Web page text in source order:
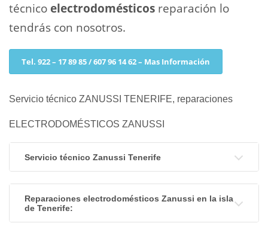
técnico electrodomésticos reparación lo
tendrás con nosotros.
Tel. 922 – 17 89 85 / 607 96 14 62 – Mas Información
Servicio técnico ZANUSSI TENERIFE, reparaciones
ELECTRODOMÉSTICOS ZANUSSI
Servicio técnico Zanussi Tenerife
Reparaciones electrodomésticos Zanussi en la isla
de Tenerife: